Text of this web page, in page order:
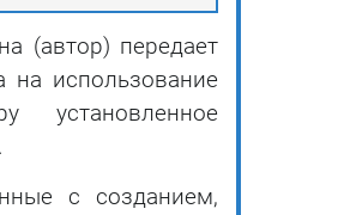
(автор) передает
на использование
установленное
с созданием,